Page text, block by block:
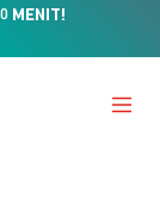
MENIT!